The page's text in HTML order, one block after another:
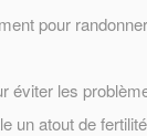
pour
éviter les
un atout de